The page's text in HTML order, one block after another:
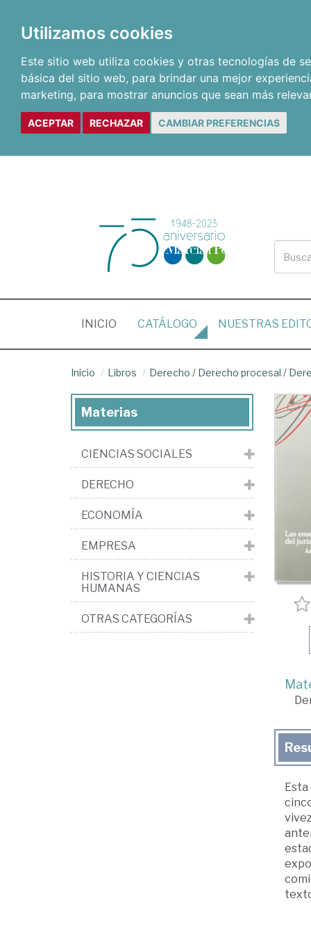
Utilizamos cookies
Este sitio web utiliza cookies y otras tecnologías de
básica del sitio web, para brindar una mejor
marketing, para mostrar anuncios que sean más
ACEPTAR RECHAZAR CAMBIAR PREFERENCIAS
INICIO (CURRENT)
CATÁLOGO NUESTRAS
Inicio Libros Derecho / Derecho procesal /
Materias
CIENCIAS SOCIALES
DERECHO
ECONOMÍA
EMPRESA
HISTORIA Y CIENCIAS
HUMANAS
OTRAS CATEGORÍAS